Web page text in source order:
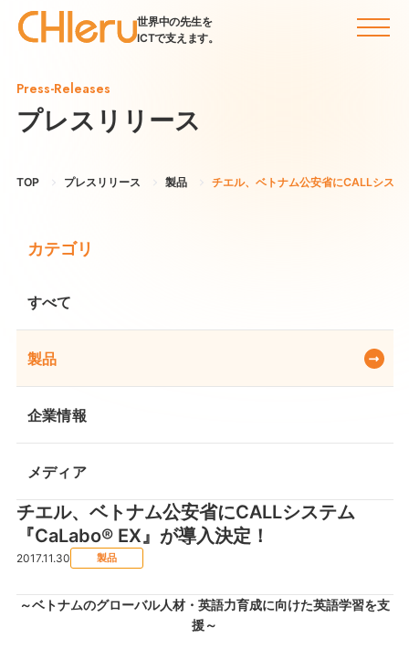
世界中の先生を
ICTで支えます。
Press-Releases
プレスリリース
TOP プレスリリース 製品 チエル、ベトナム公安省にCALLシス
カテゴリ
すべて
製品
企業情報
メディア
チエル、ベトナム公安省にCALLシステム
『CaLabo® EX』が導入決定！
2017.11.30 製品
～ベトナムのグローバル人材・英語力育成に向けた英語学習を支
援～